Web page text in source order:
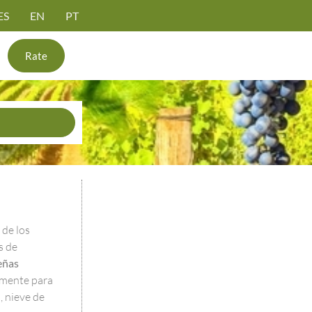
EN PT
Rate
los
de
para
nieve de